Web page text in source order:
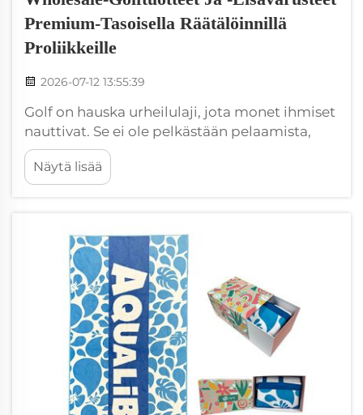
Premium-Tasoisella Räätälöinnillä
Proliikkeille
2026-07-12 13:55:39
Golf on hauska urheilulaji, jota monet ihmiset
nauttivat. Se ei ole pelkästään pelaamista,
vaan myös oikean varustuksen käyttöä. Yksi
tärkeimmistä esineistä golffareille on hyvä
pyykinpala. Siksi wholesale-golftarpoja ja -
Näytä lisää